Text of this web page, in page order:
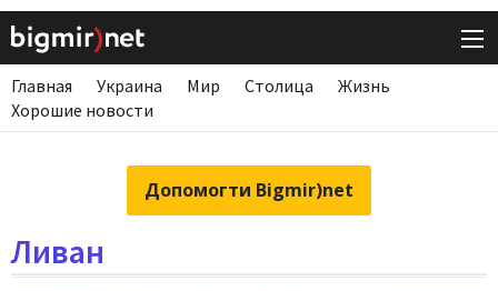
Главная Украина Мир Столица
Жизнь
Хорошие новости
Допомогти Bigmir)net
Ливан